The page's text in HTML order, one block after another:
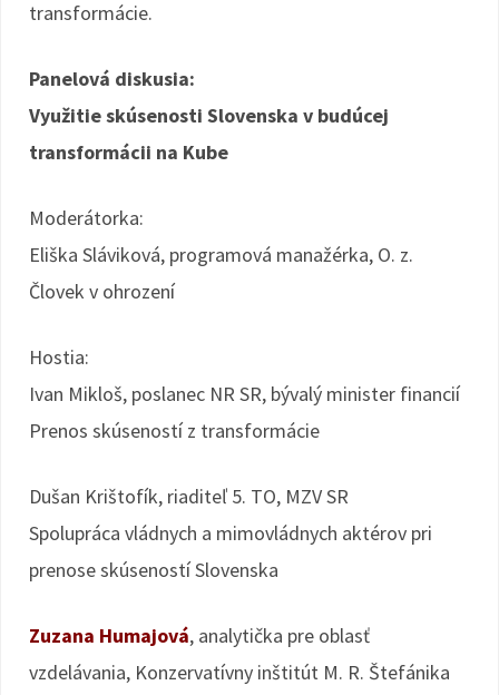
transformácie.
Panelová diskusia:
Využitie skúsenosti Slovenska v budúcej
transformácii na Kube
Moderátorka:
Eliška Sláviková, programová manažérka, O. z.
Človek v ohrození
Hostia:
Ivan Mikloš, poslanec NR SR, bývalý minister financií
Prenos skúseností z transformácie
Dušan Krištofík, riaditeľ 5. TO, MZV SR
Spolupráca vládnych a mimovládnych aktérov pri
prenose skúseností Slovenska
Zuzana Humajová, analytička pre oblasť
vzdelávania, Konzervatívny inštitút M. R. Štefánika